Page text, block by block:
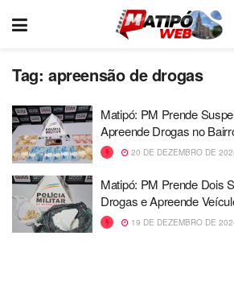
Tag: apreensão de drogas
Matipó: PM Prende
Apreende Drogas no
20 DE DEZEMBRO DE
Matipó: PM Prende Dois
Drogas e Apreende
19 DE DEZEMBRO DE